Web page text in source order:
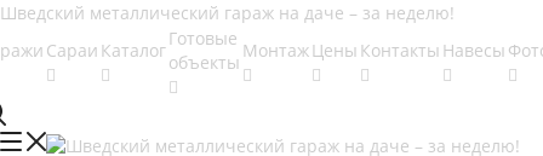
Сараи Каталог
Готовые
объекты
МонтажЦены Контакты Навесы